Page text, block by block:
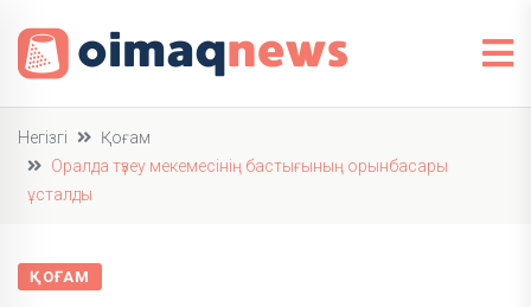
Негізгі
Қоғам
Оралда түзеу мекемесінің бастығының орынбасары
ұсталды
ҚОҒАМ